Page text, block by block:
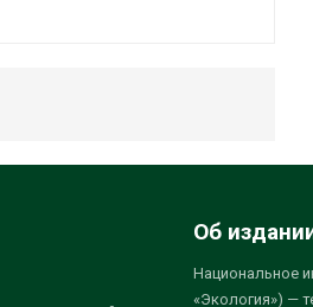
Об
Национальное
«Экология») —